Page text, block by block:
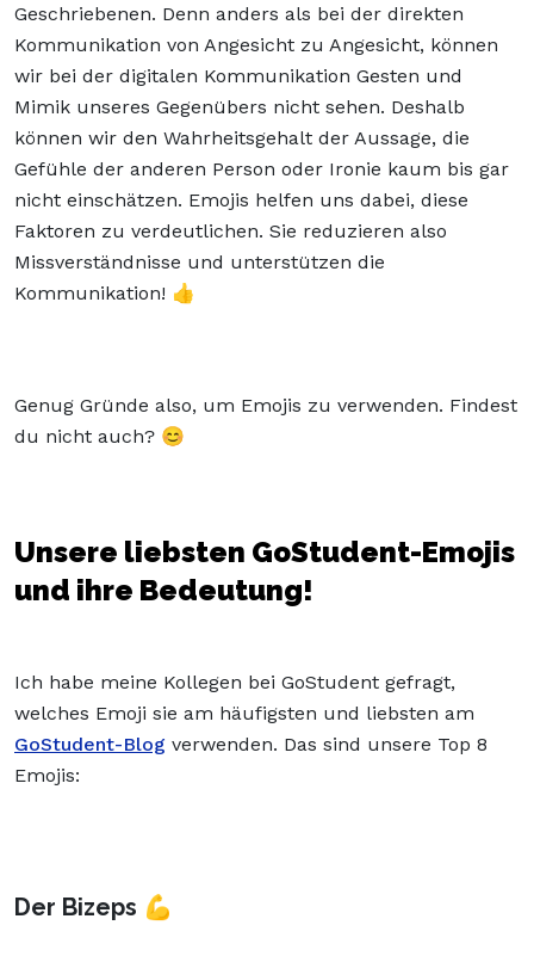
Geschriebenen. Denn anders als bei der direkten
Kommunikation von Angesicht zu Angesicht, können
wir bei der digitalen Kommunikation Gesten und
Mimik unseres Gegenübers nicht sehen. Deshalb
können wir den Wahrheitsgehalt der Aussage, die
Gefühle der anderen Person oder Ironie kaum bis gar
nicht einschätzen. Emojis helfen uns dabei, diese
Faktoren zu verdeutlichen. Sie reduzieren also
Missverständnisse und unterstützen die
Kommunikation! 👍
Genug Gründe also, um Emojis zu verwenden. Findest
du nicht auch? 😊
Unsere liebsten GoStudent-Emojis
und ihre Bedeutung!
Ich habe meine Kollegen bei GoStudent gefragt,
welches Emoji sie am häufigsten und liebsten am
GoStudent-Blog verwenden. Das sind unsere Top 8
Emojis:
Der Bizeps 💪